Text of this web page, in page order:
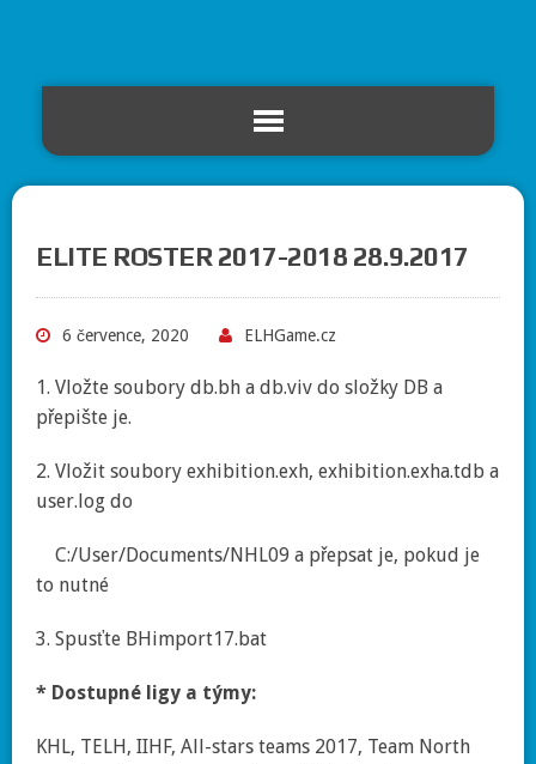
ELITE ROSTER 2017-2018 28.9.2017
6 července, 2020 ELHGame.cz
1. Vložte soubory db.bh a db.viv do složky DB a
přepište je.
2. Vložit soubory exhibition.exh, exhibition.exha.tdb a
user.log do
C:/User/Documents/NHL09 a přepsat je, pokud je
to nutné
3. Spusťte BHimport17.bat
* Dostupné ligy a týmy:
KHL, TELH, IIHF, All-stars teams 2017, Team North